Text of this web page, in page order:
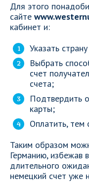
Для этого
сайте
кабинет и:
Указать
Выбрать
счет
счета;
Подтвердить
карты;
Оплатить, тем
Таким образом
Германию, избежав
длительного
немецкий счет уже